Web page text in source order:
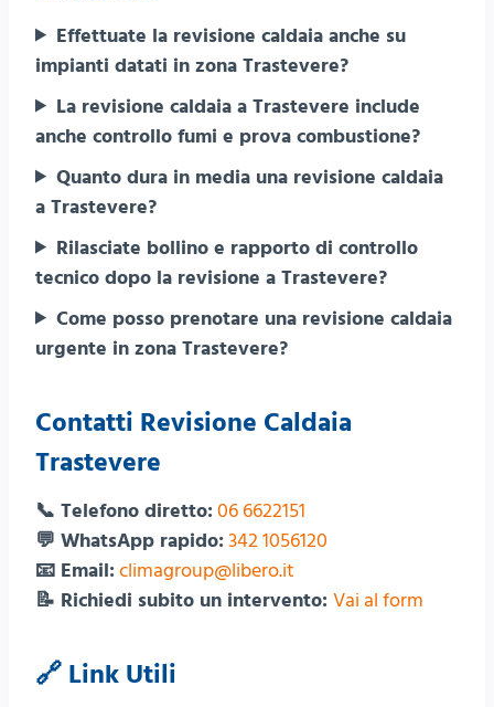
Effettuate la revisione caldaia anche su
impianti datati in zona Trastevere?
La revisione caldaia a Trastevere include
anche controllo fumi e prova combustione?
Quanto dura in media una revisione caldaia
a Trastevere?
Rilasciate bollino e rapporto di controllo
tecnico dopo la revisione a Trastevere?
Come posso prenotare una revisione caldaia
urgente in zona Trastevere?
Contatti Revisione Caldaia
Trastevere
📞 Telefono diretto: 06 6622151
💬 WhatsApp rapido: 342 1056120
📧 Email: climagroup@libero.it
📝 Richiedi subito un intervento: Vai al form
🔗 Link Utili